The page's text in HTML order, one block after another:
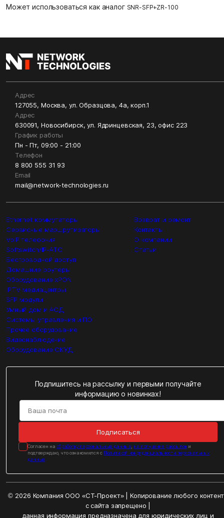
Может использоваться как аналог SNR-SFP+ZR-100
Адрес
127055, Москва, ул. Образцова, 4а, корп.1
Адрес
630091, Новосибирск, ул. Ядринцевская, 23, офис 223
График работы
Пн - Пт, 09:00 - 21:00
Телефон
8 800 555 31 93
Email
mail@network-technologies.ru
Ethernet коммутаторы
Сервисные маршрутизаторы
VoIP телефония
Softswitch/IP-ATC
Беспроводной доступ
Домашние роутеры
Оборудование xPON
IPTV медиацентры
SFP модули
Умный дом и АСД
Системы управления и ПО
Прочее оборудование
Видеонаблюдение
Оборудование СКУД
Возврат и ремонт
Контакты
О компании
Статьи
Подпишитесь на рассылку и первыми получайте
информацию о новинках!
Подписаться
Cогласен на обработку персональных данных, на получение рассылоки
подтверждаю, что ознакомился с Политикой конфиденциальности персональных
данных
© 2026 Компания ООО «СТ-Проект» | Копирование любого
с сайта запрещено |
данная информация предназначена для юридических лиц и